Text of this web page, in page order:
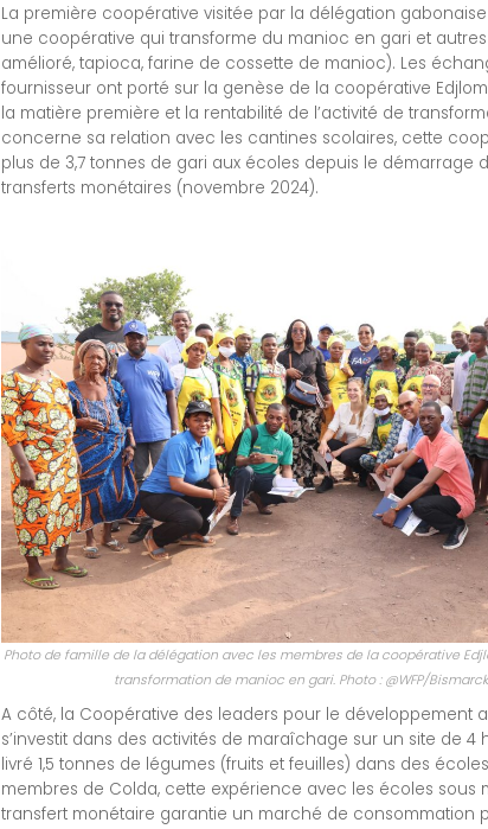
La première coopérative visitée par la délégation
une coopérative qui transforme du manioc en gari et
amélioré, tapioca, farine de cossette de manioc). Les
fournisseur ont porté sur la genèse de la coopérative
la matière première et la rentabilité de l’activité de
concerne sa relation avec les cantines scolaires, cette
plus de 3,7 tonnes de gari aux écoles depuis le démarrage
transferts monétaires (novembre 2024).
Photo de famille de la délégation avec les membres de la coopérative
transformation de manioc en gari. Photo : @WFP/
A côté, la Coopérative des leaders pour le développement
s’investit dans des activités de maraîchage sur un site de 4
livré 1,5 tonnes de légumes (fruits et feuilles) dans des
membres de Colda, cette expérience avec les écoles sous
transfert monétaire garantie un marché de consommation